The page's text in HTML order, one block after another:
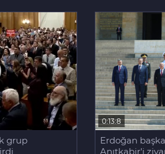
grup
0:13:8
Erdoğan
Anıtkabir'i